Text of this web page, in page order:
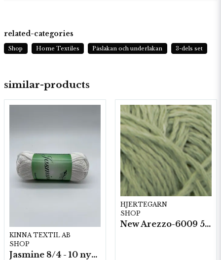
similar-products
KINNA TEXTIL AB
SHOP
Jasmine 8/4 - 10 nystan a50g./fp.
HJERTEGARN
SHOP
New Arezzo-6009 50g./nyst. 10 st/fp.
related-categories
Shop Home Textiles Påslakan och underlakan 3-dels set